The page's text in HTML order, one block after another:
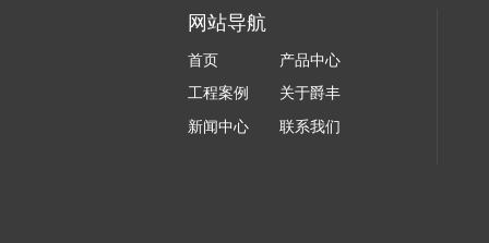
网站导航
首页
产品中心
工程案例
关于爵丰
新闻中心
联系我们